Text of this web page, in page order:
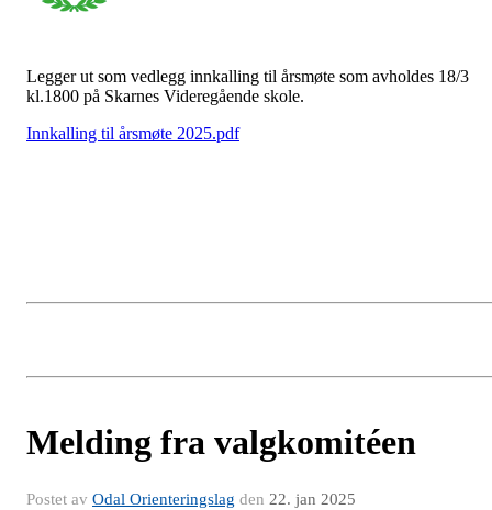
Legger ut som vedlegg innkalling til årsmøte som avholdes 18/3
kl.1800 på Skarnes Videregående skole.
Innkalling til årsmøte 2025.pdf
Melding fra valgkomitéen
Postet av Odal Orienteringslag den 22. jan 2025